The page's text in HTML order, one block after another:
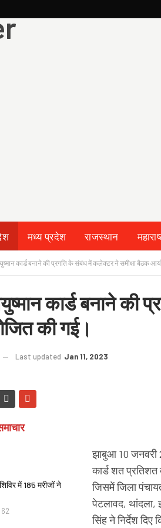
मध्य प्रदेश राजस्थान
LIVE TV TERMS & CONDITION
कार्ड बनाने की प्रगति के संबंध में कलेक्टर ने समीक्षा बैठक
कार्ड बनाने की
की गई।
Last updated Jan 11, 2023
में 185 मरीजों ने
62
झाबुआ 10 जनवरी
कार्ड शत
जिसमें जिला
पेटलावद,
सिंह ने निर्देश